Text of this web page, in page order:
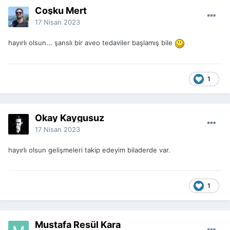
Coşku Mert
17 Nisan 2023
hayırlı olsun... şanslı bir aveo tedaviler başlamış bile
1
Okay Kaygusuz
17 Nisan 2023
hayırlı olsun gelişmeleri takip edeyim biladerde var.
1
Mustafa Resül Kara